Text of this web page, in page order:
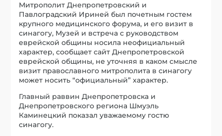
Митрополит Днепропетровский и
Павлоградский Ириней был почетным гостем
крупного медицинского форума, и его визит в
синагогу, Музей и встреча с руководством
еврейской общины носила неофициальный
характер, сообщает сайт Днепропетровской
еврейской общины, не уточняя в каком смысле
визит православного митрополита в синагогу
может носить “официальный” характер.
Главный раввин Днепропетровска и
Днепропетровского региона Шмуэль
Каминецкий показал уважаемому гостю
синагогу.